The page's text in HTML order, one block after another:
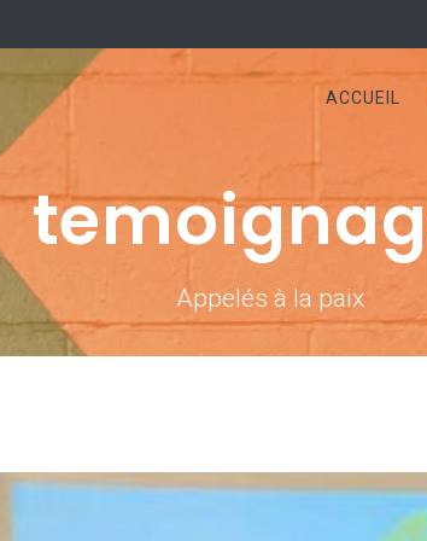
ACCUEIL
Appelés à la paix